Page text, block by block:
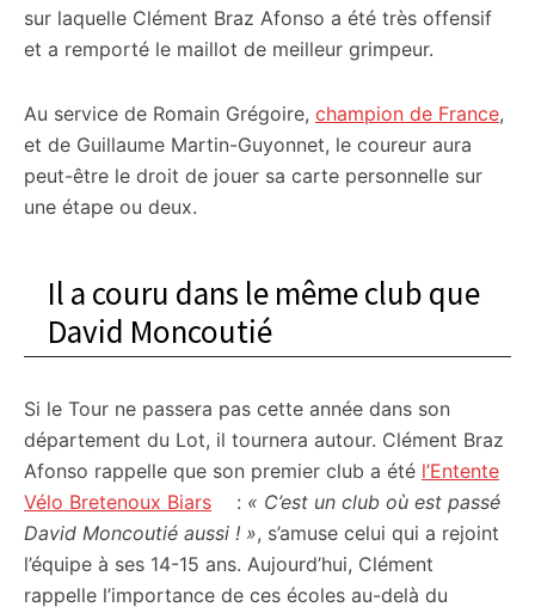
sur laquelle Clément Braz Afonso a été très offensif
et a remporté le maillot de meilleur grimpeur.
Au service de Romain Grégoire, champion de France,
et de Guillaume Martin-Guyonnet, le coureur aura
peut-être le droit de jouer sa carte personnelle sur
une étape ou deux.
Il a couru dans le même club que
David Moncoutié
Si le Tour ne passera pas cette année dans son
département du Lot, il tournera autour. Clément Braz
Afonso rappelle que son premier club a été l’Entente
Vélo Bretenoux Biars
: « C’est un club où est passé
David Moncoutié aussi ! », s’amuse celui qui a rejoint
l’équipe à ses 14-15 ans. Aujourd’hui, Clément
rappelle l’importance de ces écoles au-delà du